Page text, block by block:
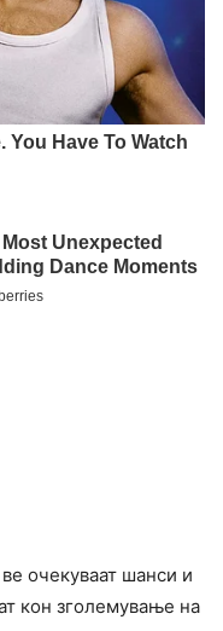
очекуваат шанси и
кон зголемување на